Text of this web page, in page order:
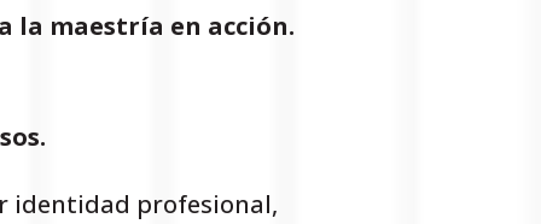
la maestría en acción.
identidad profesional,